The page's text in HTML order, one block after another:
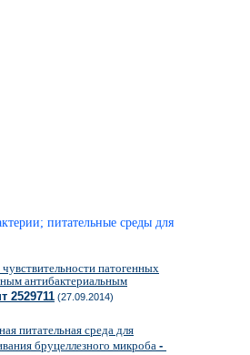
питательные среды для
патогенных
антибактериальным
2529711 (27.09.2014)
питательная среда для
бруцеллезного микроба-